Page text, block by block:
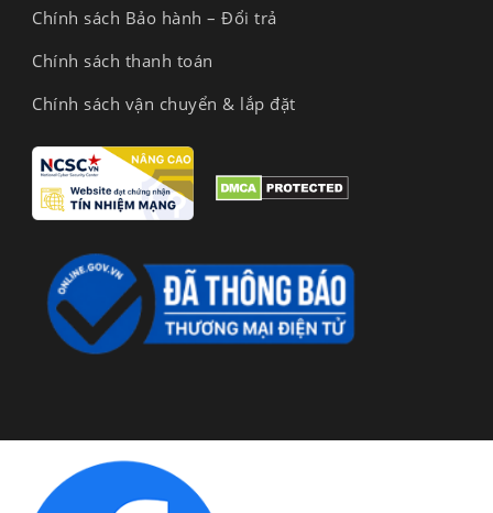
Chính sách Bảo hành – Đổi trả
Chính sách thanh toán
Chính sách vận chuyển & lắp đặt